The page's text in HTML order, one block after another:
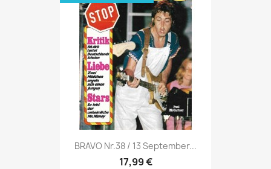
Vorschau
BRAVO Nr.38 / 13 September...
17,99 €